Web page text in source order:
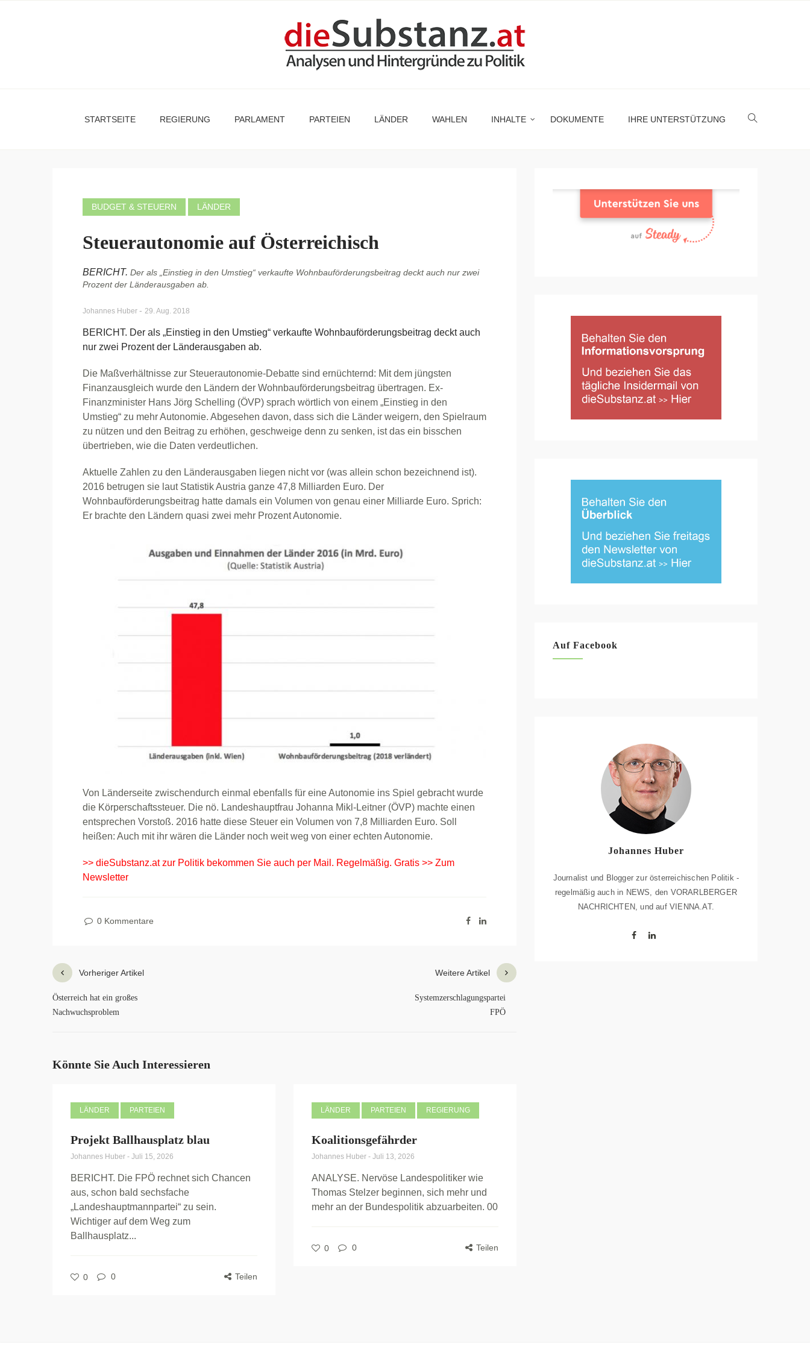
STARTSEITE REGIERUNG PARLAMENT PARTEIEN LÄNDER WAHLEN INHALTE DOKUMENTE IHRE UNTERSTÜTZUNG
BUDGET & STEUERN LÄNDER
Steuerautonomie auf Österreichisch
BERICHT. Der als „Einstieg in den Umstieg“ verkaufte Wohnbauförderungsbeitrag deckt auch nur zwei
Prozent der Länderausgaben ab.
Johannes Huber - 29. Aug. 2018
BERICHT. Der als „Einstieg in den Umstieg“ verkaufte Wohnbauförderungsbeitrag deckt auch
nur zwei Prozent der Länderausgaben ab.
Die Maßverhältnisse zur Steuerautonomie-Debatte sind ernüchternd: Mit dem jüngsten
Finanzausgleich wurde den Ländern der Wohnbauförderungsbeitrag übertragen. Ex-
Finanzminister Hans Jörg Schelling (ÖVP) sprach wörtlich von einem „Einstieg in den
Umstieg“ zu mehr Autonomie. Abgesehen davon, dass sich die Länder weigern, den Spielraum
zu nützen und den Beitrag zu erhöhen, geschweige denn zu senken, ist das ein bisschen
übertrieben, wie die Daten verdeutlichen.
Aktuelle Zahlen zu den Länderausgaben liegen nicht vor (was allein schon bezeichnend ist).
2016 betrugen sie laut Statistik Austria ganze 47,8 Milliarden Euro. Der
Wohnbauförderungsbeitrag hatte damals ein Volumen von genau einer Milliarde Euro. Sprich:
Er brachte den Ländern quasi zwei mehr Prozent Autonomie.
Von Länderseite zwischendurch einmal ebenfalls für eine Autonomie ins Spiel gebracht wurde
die Körperschaftssteuer. Die nö. Landeshauptfrau Johanna Mikl-Leitner (ÖVP) machte einen
entsprechen Vorstoß. 2016 hatte diese Steuer ein Volumen von 7,8 Milliarden Euro. Soll
heißen: Auch mit ihr wären die Länder noch weit weg von einer echten Autonomie.
>> dieSubstanz.at zur Politik bekommen Sie auch per Mail. Regelmäßig. Gratis >> Zum
Newsletter
0 Kommentare
Vorheriger Artikel
Österreich hat ein großes
Nachwuchsproblem
Weitere Artikel
Systemzerschlagungspartei
FPÖ
Könnte Sie Auch Interessieren
LÄNDER PARTEIEN
Projekt Ballhausplatz blau
Johannes Huber - Juli 15, 2026
BERICHT. Die FPÖ rechnet sich Chancen
aus, schon bald sechsfache
„Landeshauptmannpartei“ zu sein.
Wichtiger auf dem Weg zum
Ballhausplatz...
0 0 Teilen
LÄNDER PARTEIEN REGIERUNG
Koalitionsgefährder
Johannes Huber - Juli 13, 2026
ANALYSE. Nervöse Landespolitiker wie
Thomas Stelzer beginnen, sich mehr und
mehr an der Bundespolitik abzuarbeiten. 00
0 0 Teilen
Auf Facebook
Johannes Huber
Journalist und Blogger zur österreichischen Politik -
regelmäßig auch in NEWS, den VORARLBERGER
NACHRICHTEN, und auf VIENNA.AT.